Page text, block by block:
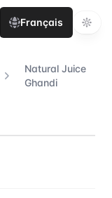
Français
Natural Juice
Ghandi